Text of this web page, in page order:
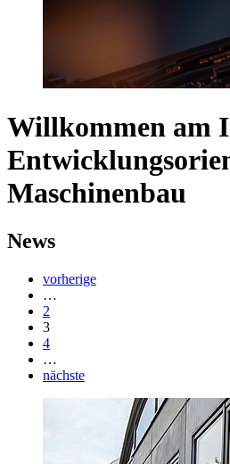
Willkommen am
Maschinenbau
News
vorherige
…
2
3
4
…
nächste